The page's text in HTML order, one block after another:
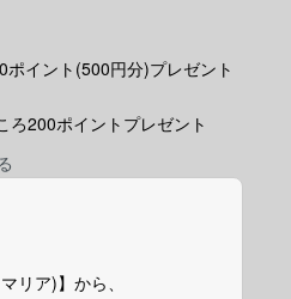
イント(500円分)プレゼント
ろ200ポイントプレゼント
リア)】から、